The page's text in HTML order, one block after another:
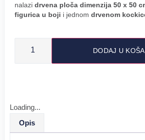
nalazi drvena ploča dimenzija 50 x 50
figurica u boji i jednom drvenom
DODAJ U
Loading...
Opis